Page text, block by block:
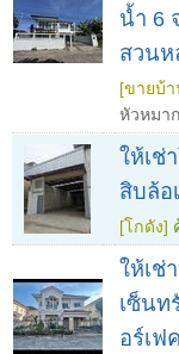
น้ำ 6
สวนห
[ขายบ้า
หัวหมา
ให้เช่
สิบล้อ
[โกดัง]
ให้เช่
เซ็นท
อร์เฟ